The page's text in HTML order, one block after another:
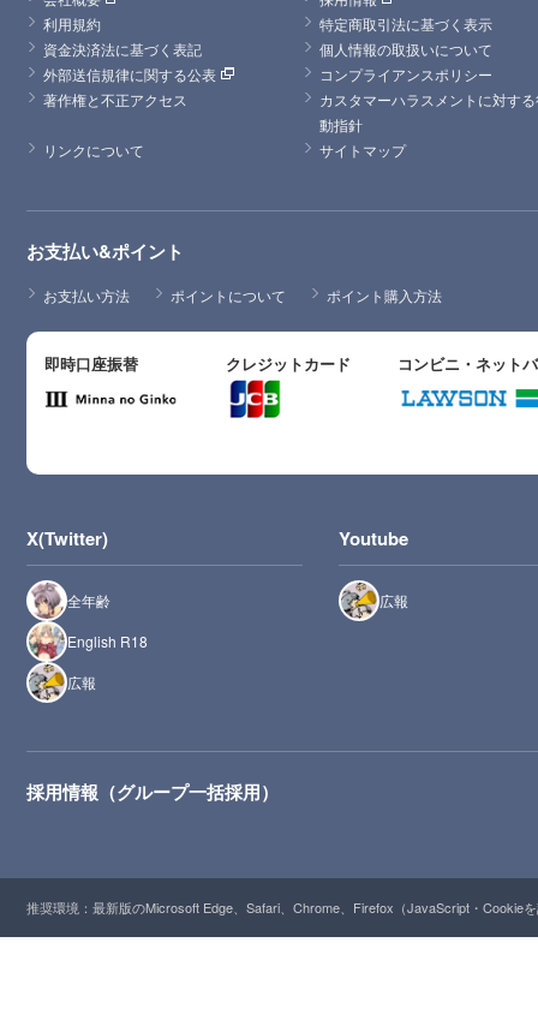
利用規約
特定商取引法に基づく表示
資金決済法に基づく表記
個人情報の取扱いについて
外部送信規律に関する公表
コンプライアンスポリシー
著作権と不正アクセス
カスタマーハラスメントに対す
動指針
リンクについて
サイトマップ
お支払い&ポイント
お支払い方法 ポイントについて ポイント購入方法
即時口座振替 クレジットカード コンビニ・ネット
X(Twitter)
全年齢
English R18
広報
Youtube
広報
採用情報（グループ一括採用）
推奨環境：最新版のMicrosoft Edge、Safari、Chrome、Firefox（JavaScript・Cookie